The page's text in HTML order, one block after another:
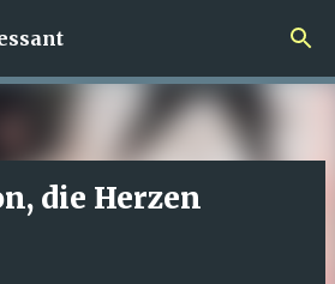
zum Hauptbereich
die Herzen